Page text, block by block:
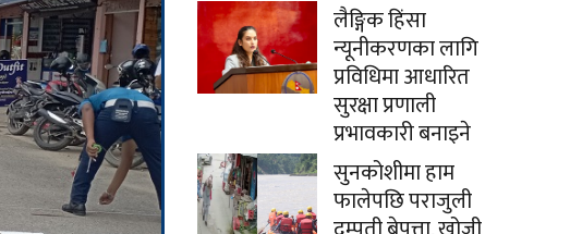
लैङ्गिक हिंसा
न्यूनीकरणका लागि
प्रविधिमा आधारित
सुरक्षा प्रणाली
प्रभावकारी बनाइने
सुनकोशीमा हाम
फालेपछि पराजुली